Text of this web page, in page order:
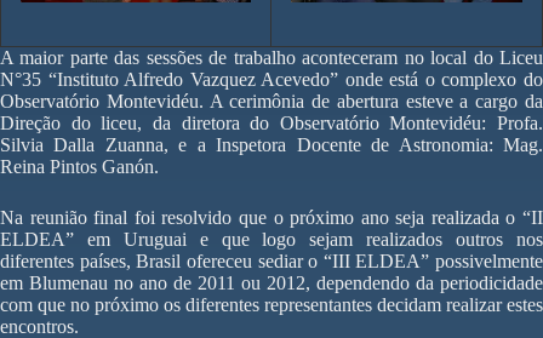
A maior parte das sessões de trabalho aconteceram no local do Liceu
N°35 “Instituto Alfredo Vazquez Acevedo” onde está o complexo do
Observatório Montevidéu. A cerimônia de abertura esteve a cargo da
Direção do liceu, da diretora do Observatório Montevidéu: Profa.
Silvia Dalla Zuanna, e a Inspetora Docente de Astronomia: Mag.
Reina Pintos Ganón.
Na reunião final foi resolvido que o próximo ano seja realizada o “II
ELDEA” em Uruguai e que logo sejam realizados outros nos
diferentes países, Brasil ofereceu sediar o “III ELDEA” possivelmente
em Blumenau no ano de 2011 ou 2012, dependendo da periodicidade
com que no próximo os diferentes representantes decidam realizar estes
encontros.